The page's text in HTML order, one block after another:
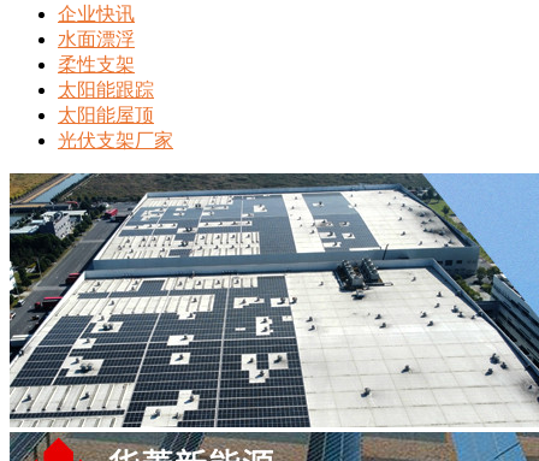
企业快讯
水面漂浮
柔性支架
太阳能跟踪
太阳能屋顶
光伏支架厂家